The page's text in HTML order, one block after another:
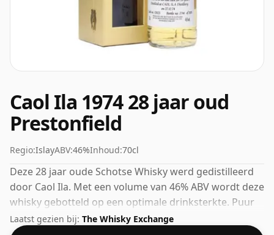
Caol Ila 1974 28 jaar oud
Prestonfield
Regio:IslayABV:46%Inhoud:70cl
Deze 28 jaar oude Schotse Whisky werd gedistilleerd
door Caol Ila. Met een volume van 46% ABV wordt deze
whisky gebotteld op een optimale drinksterkte. Puur
of met een druppel water genoten.
Laatst gezien bij: The Whisky Exchange